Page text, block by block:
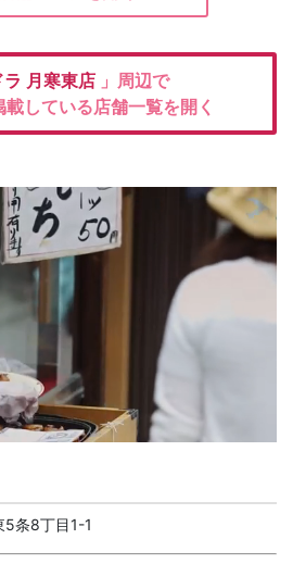
月寒東店 」周辺で
している店舗一覧を開く
5条8丁目1-1